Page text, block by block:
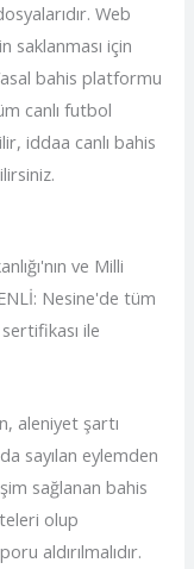
Web
saklanması için
bahis platformu
canlı futbol
iddaa canlı bahis
ve Milli
Nesine'de tüm
ile
aleniyet şartı
sayılan eylemden
sağlanan bahis
olup
aldırılmalıdır.